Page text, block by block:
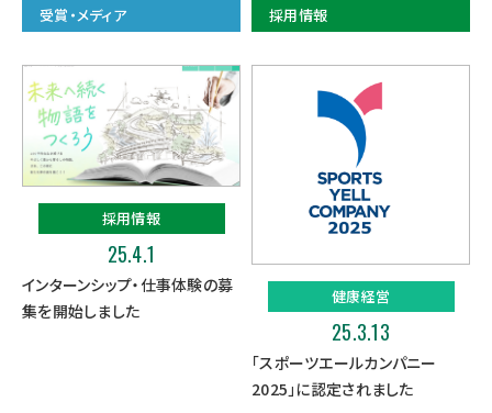
受賞・メディア
採用情報
採用情報
25.4.1
インターンシップ・仕事体験の募
集を開始しました
健康経営
25.3.13
「スポーツエールカンパニー
2025」に認定されました